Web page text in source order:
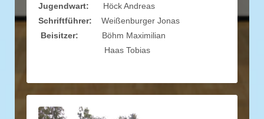
Jugendwart: Höck Andreas
Schriftführer:
Weißenburger Jonas
Beisitzer: Böhm Maximilian
Haas Tobias